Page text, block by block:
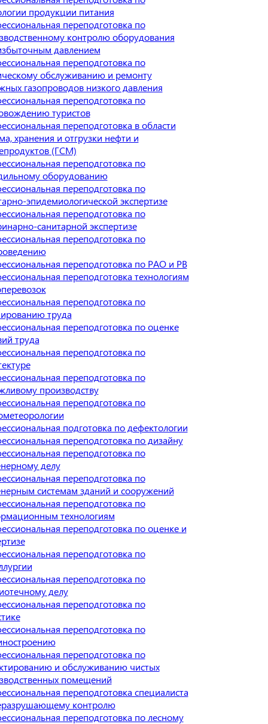
продукции питания
переподготовка по
контролю оборудования
давлением
переподготовка по
обслуживанию и ремонту
газопроводов низкого давления
переподготовка по
туристов
переподготовка в области
хранения и отгрузки нефти и
(ГСМ)
переподготовка по
оборудованию
переподготовка по
эпидемиологической экспертизе
переподготовка по
санитарной экспертизе
переподготовка по
переподготовка по РАО и РВ
переподготовка технологиям
переподготовка по
труда
переподготовка по оценке
труда
переподготовка по
переподготовка по
производству
переподготовка по
подготовка по дефектологии
переподготовка по дизайну
переподготовка по
делу
переподготовка по
системам зданий и сооружений
переподготовка по
технологиям
переподготовка по оценке и
переподготовка по
переподготовка по
делу
переподготовка по
переподготовка по
переподготовка по
и обслуживанию чистых
помещений
переподготовка специалиста
контролю
переподготовка по лесному